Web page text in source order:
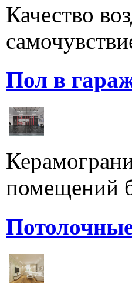
Качество
Пол в
помещений